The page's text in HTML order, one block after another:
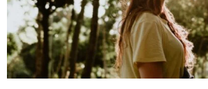
ÁREA DE TRAUMA
ÁREA DE CORPORAL
ÁREA DE PEDAGOGÍA SISTÉMICA